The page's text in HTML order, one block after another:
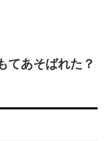
てあそばれた？